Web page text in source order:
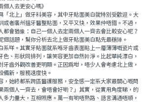
人去更安心嗎》
北上」做牙科美容，其中牙貼面美白就特別受歡迎。大
或者廣州搵牙醫整貼面，又平又快，效果仲唔錯。不過，
都會猶豫：自己一個人去定兩個人一齊去會比較安心呢？
個話題，幫你分析去北上做牙貼面美白點先最穩陣。
咩。其實牙貼面就系喺牙齒表面貼上一層薄薄嘅瓷片或
色、形狀同排列，讓笑容更加自然幹淨。比起單純漂白，
牙齒外觀改善更明顯。正因爲咁，唔少人會考慮北上做，
備新，服務速度快。
始終都系跨區醫護服務，安全感一定系大家最關心嘅問
兩個人一齊去，會唔會好啲？」其實，從實用角度睇，的
多力量大，互相照應。萬一有啲唔熟路、語言溝通唔順，